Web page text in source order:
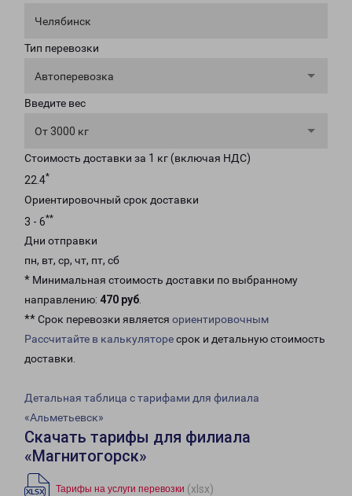
Челябинск
Тип перевозки
Автоперевозка
Введите вес
От 3000 кг
Стоимость доставки за 1 кг (включая НДС)
22.4*
Ориентировочный срок доставки
3 - 6**
Дни отправки
пн, вт, ср, чт, пт, сб
* Минимальная стоимость доставки по выбранному
направлению: 470 руб.
** Срок перевозки является ориентировочным
Рассчитайте в калькуляторесрок и детальную стоимость
доставки.
Детальная таблица с тарифами для филиала
«Альметьевск»
Скачать тарифы для филиала
«Магнитогорск»
Тарифы на услуги перевозки (xlsx)